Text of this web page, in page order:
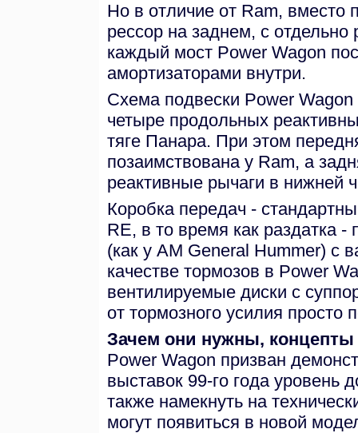
Но в отличие от Ram,
рессор на заднем, с
каждый мост Power Wagon
амортизаторами внутри.
Схема подвески Power
четыре продольных
тяге Панара. При этом
позаимствована у Ram, а
реактивные рычаги в нижней
Коробка передач -
RE, в то время как раздатка -
(как у AM General Hummer) с
качестве тормозов в Power
вентилируемые диски с
от тормозного усилия просто
Зачем они нужны, концепты
Power Wagon призван
выставок 99-го года уровень
также намекнуть на
могут появиться в новой